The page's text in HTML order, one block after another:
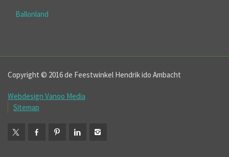
Ballonland
Copyright © 2016 de Feestwinkel Hendrik ido Ambacht
Webdesign Vanoo Media
Sitemap